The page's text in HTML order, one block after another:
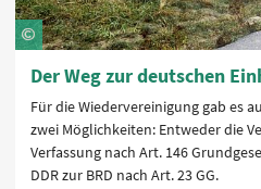
Der Weg zur deutschen
Für die Wiedervereinigung gab es
zwei Möglichkeiten: Entweder die
Verfassung nach Art. 146
DDR zur BRD nach Art. 23 GG.